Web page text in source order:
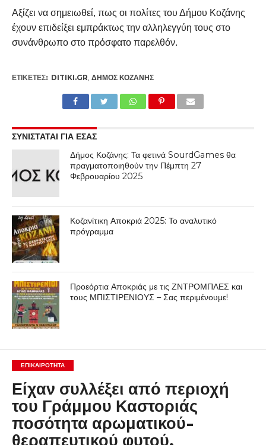
Αξίζει να σημειωθεί, πως οι πολίτες του Δήμου Κοζάνης
έχουν επιδείξει εμπράκτως την αλληλεγγύη τους στο
συνάνθρωπο στο πρόσφατο παρελθόν.
ΕΤΙΚΕΤΕΣ: DITIKI.GR ΔΉΜΟΣ ΚΟΖΆΝΗΣ
ΣΥΝΙΣΤΑΤΑΙ ΓΙΑ ΕΣΑΣ
Δήμος Κοζάνης: Τα φετινά SourdGames θα
πραγματοποιηθούν την Πέμπτη 27
Φεβρουαρίου 2025
Κοζανίτικη Αποκριά 2025: Το αναλυτικό
πρόγραμμα
Προεόρτια Αποκριάς με τις ΖΝΤΡΟΜΠΛΕΣ και
τους ΜΠΙΣΤΙΡΕΝΙΟΥΣ – Σας περιμένουμε!
ΕΠΙΚΑΙΡΟΤΗΤΑ
Είχαν συλλέξει από περιοχή
του Γράμμου Καστοριάς
ποσότητα αρωματικού-
θεραπευτικού φυτού,